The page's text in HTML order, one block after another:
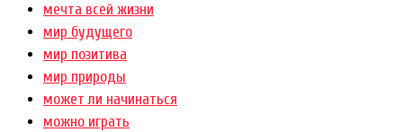
мечта всей жизни
мир будущего
мир позитива
мир природы
может ли начинаться
можно играть